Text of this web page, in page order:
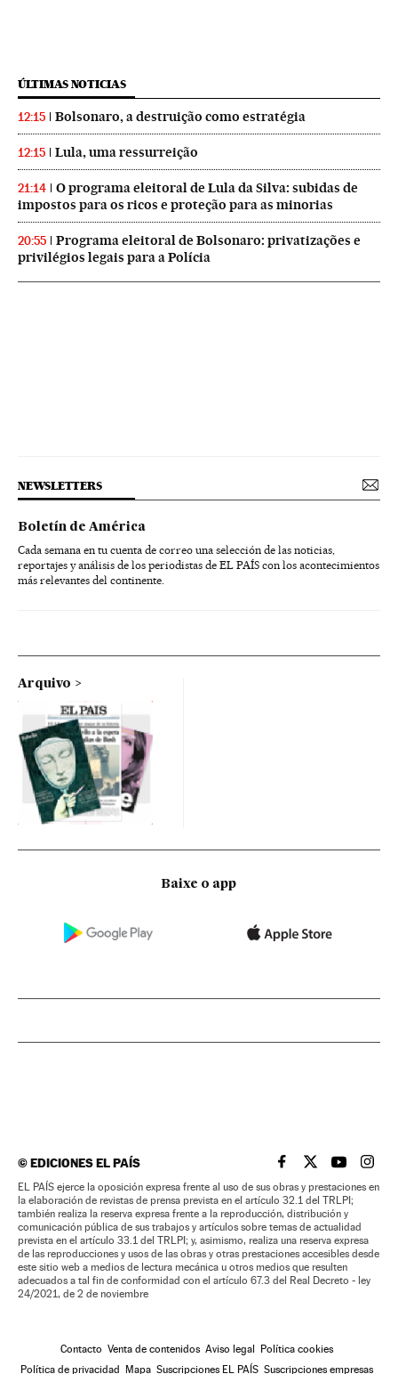
ÚLTIMAS NOTICIAS
12:15 Bolsonaro, a destruição como estratégia
12:15 Lula, uma ressurreição
21:14
O programa eleitoral de Lula da Silva: subidas de
impostos para os ricos e proteção para as minorias
20:55
Programa eleitoral de Bolsonaro: privatizações e
privilégios legais para a Polícia
NEWSLETTERS
Boletín de América
Cada semana en tu cuenta de correo una selección de las noticias,
reportajes y análisis de los periodistas de EL PAÍS con los acontecimientos
más relevantes del continente.
Arquivo
Baixe o app
©EDICIONES EL PAÍS EL PAÍS BRASIL EN
EL PAÍSEL PAÍS
EL
EL PAÍS ejerce la oposición expresa frente al uso de sus obras y prestaciones en
la elaboración de revistas de prensa prevista en el artículo 32.1 del TRLPI;
también realiza la reserva expresa frente a la reproducción, distribución y
comunicación pública de sus trabajos y artículos sobre temas de actualidad
prevista en el artículo 33.1 del TRLPI; y, asimismo, realiza una reserva expresa
de las reproducciones y usos de las obras y otras prestaciones accesibles desde
este sitio web a medios de lectura mecánica u otros medios que resulten
adecuados a tal fin de conformidad con el artículo 67.3 del Real Decreto - ley
24/2021, de 2 de noviembre
Contacto Venta de contenidos Aviso legal
Política cookies
Política de privacidad
Mapa Suscripciones EL PAÍS Suscripciones empresas